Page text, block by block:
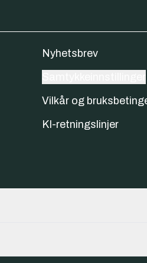
Nyhetsbrev
Vilkår og
KI-retningslinjer